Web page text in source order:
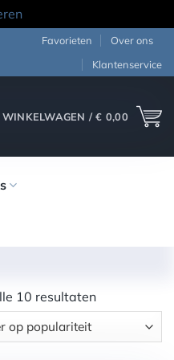
Favorieten
Over ons
Klantenservice
WINKELWAGEN /€ 0,00
10 resultatenGesorteerd
op